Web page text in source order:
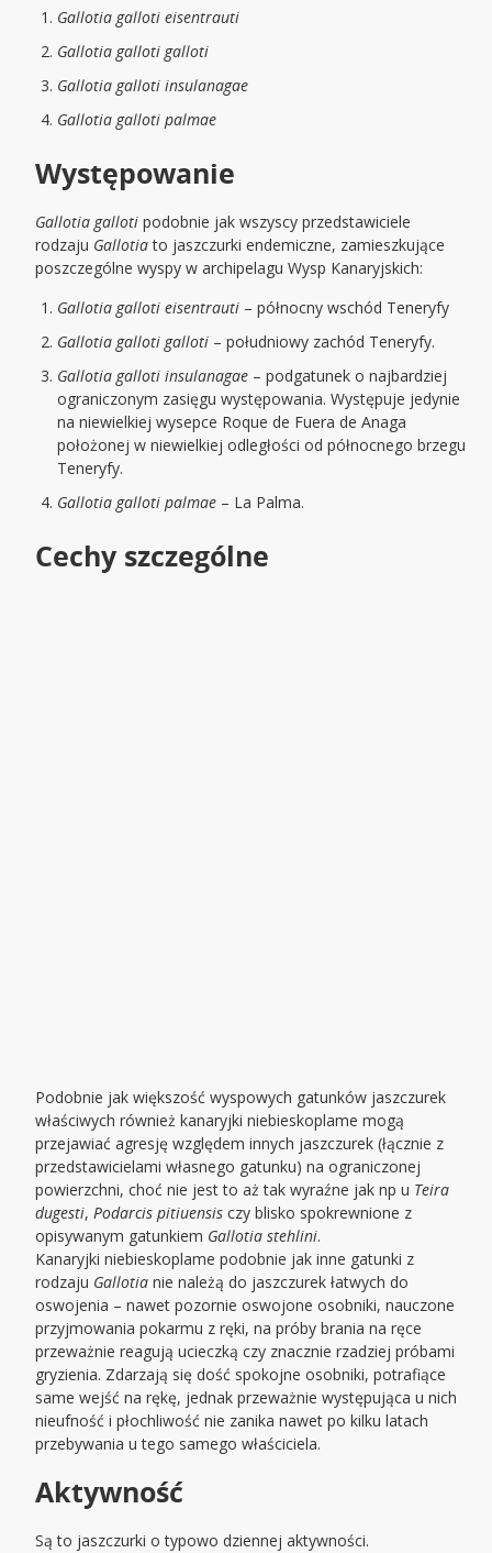
Gallotia galloti eisentrauti
Gallotia galloti galloti
Gallotia galloti insulanagae
Gallotia galloti palmae
Występowanie
Gallotia galloti podobnie jak wszyscy przedstawiciele
rodzaju Gallotiato jaszczurki endemiczne, zamieszkujące
poszczególne wyspy w archipelagu Wysp Kanaryjskich:
Gallotia galloti eisentrauti – północny wschód Teneryfy
Gallotia galloti galloti – południowy zachód Teneryfy.
Gallotia galloti insulanagae – podgatunek o najbardziej
ograniczonym zasięgu występowania. Występuje jedynie
na niewielkiej wysepce Roque de Fuera de Anaga
położonej w niewielkiej odległości od północnego brzegu
Teneryfy.
Gallotia galloti palmae – La Palma.
Cechy szczególne
Podobnie jak większość wyspowych gatunków jaszczurek
właściwych również kanaryjki niebieskoplame mogą
przejawiać agresję względem innych jaszczurek (łącznie z
przedstawicielami własnego gatunku) na ograniczonej
powierzchni, choć nie jest to aż tak wyraźne jak np u Teira
dugesti,Podarcis pitiuensis czy blisko spokrewnione z
opisywanym gatunkiem Gallotia stehlini.
Kanaryjki niebieskoplame podobnie jak inne gatunki z
rodzaju Gallotia nie należą do jaszczurek łatwych do
oswojenia – nawet pozornie oswojone osobniki, nauczone
przyjmowania pokarmu z ręki, na próby brania na ręce
przeważnie reagują ucieczką czy znacznie rzadziej próbami
gryzienia. Zdarzają się dość spokojne osobniki, potrafiące
same wejść na rękę, jednak przeważnie występująca u nich
nieufność i płochliwość nie zanika nawet po kilku latach
przebywania u tego samego właściciela.
Aktywność
Są to jaszczurki o typowo dziennej aktywności.